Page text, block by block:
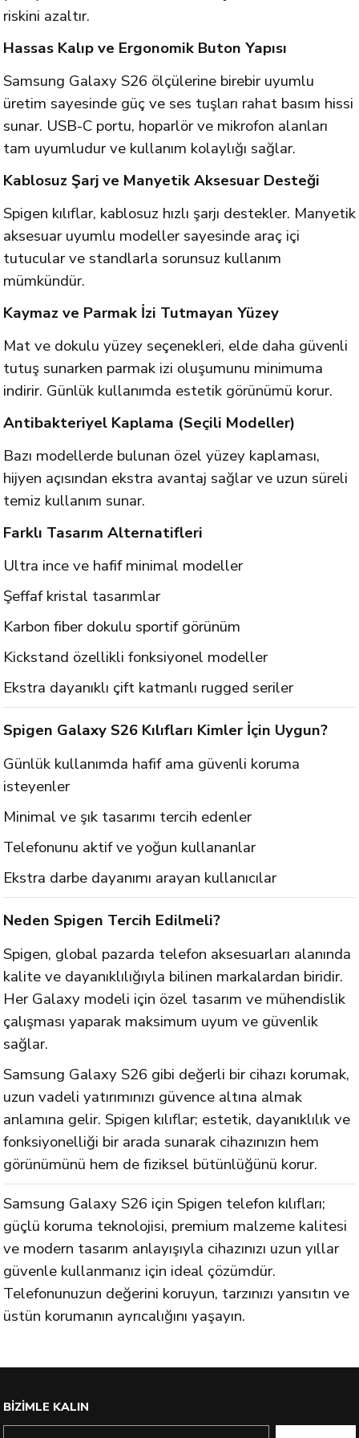
riskini azaltır.
Hassas Kalıp ve Ergonomik Buton Yapısı
Samsung Galaxy S26 ölçülerine birebir uyumlu
üretim sayesinde güç ve ses tuşları rahat basım hissi
sunar. USB-C portu, hoparlör ve mikrofon alanları
tam uyumludur ve kullanım kolaylığı sağlar.
Kablosuz Şarj ve Manyetik Aksesuar Desteği
Spigen kılıflar, kablosuz hızlı şarjı destekler. Manyetik
aksesuar uyumlu modeller sayesinde araç içi
tutucular ve standlarla sorunsuz kullanım
mümkündür.
Kaymaz ve Parmak İzi Tutmayan Yüzey
Mat ve dokulu yüzey seçenekleri, elde daha güvenli
tutuş sunarken parmak izi oluşumunu minimuma
indirir. Günlük kullanımda estetik görünümü korur.
Antibakteriyel Kaplama (Seçili Modeller)
Bazı modellerde bulunan özel yüzey kaplaması,
hijyen açısından ekstra avantaj sağlar ve uzun süreli
temiz kullanım sunar.
Farklı Tasarım Alternatifleri
Ultra ince ve hafif minimal modeller
Şeffaf kristal tasarımlar
Karbon fiber dokulu sportif görünüm
Kickstand özellikli fonksiyonel modeller
Ekstra dayanıklı çift katmanlı rugged seriler
Spigen Galaxy S26 Kılıfları Kimler İçin Uygun?
Günlük kullanımda hafif ama güvenli koruma
isteyenler
Minimal ve şık tasarımı tercih edenler
Telefonunu aktif ve yoğun kullananlar
Ekstra darbe dayanımı arayan kullanıcılar
Neden Spigen Tercih Edilmeli?
Spigen, global pazarda telefon aksesuarları alanında
kalite ve dayanıklılığıyla bilinen markalardan biridir.
Her Galaxy modeli için özel tasarım ve mühendislik
çalışması yaparak maksimum uyum ve güvenlik
sağlar.
Samsung Galaxy S26 gibi değerli bir cihazı korumak,
uzun vadeli yatırımınızı güvence altına almak
anlamına gelir. Spigen kılıflar; estetik, dayanıklılık ve
fonksiyonelliği bir arada sunarak cihazınızın hem
görünümünü hem de fiziksel bütünlüğünü korur.
Samsung Galaxy S26 için Spigen telefon kılıfları;
güçlü koruma teknolojisi, premium malzeme kalitesi
ve modern tasarım anlayışıyla cihazınızı uzun yıllar
güvenle kullanmanız için ideal çözümdür.
Telefonunuzun değerini koruyun, tarzınızı yansıtın ve
üstün korumanın ayrıcalığını yaşayın.
BİZİMLE KALIN